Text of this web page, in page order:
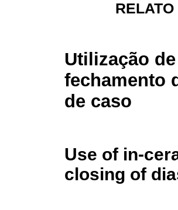
Utilização
fechamento
de caso
Use of in-
closing of